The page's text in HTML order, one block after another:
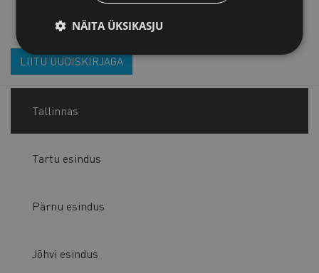
LIITU UUDISKIRJAGA
Tallinnas
Tartu esindus
Pärnu esindus
Jõhvi esindus
NÄITA ÜKSIKASJU